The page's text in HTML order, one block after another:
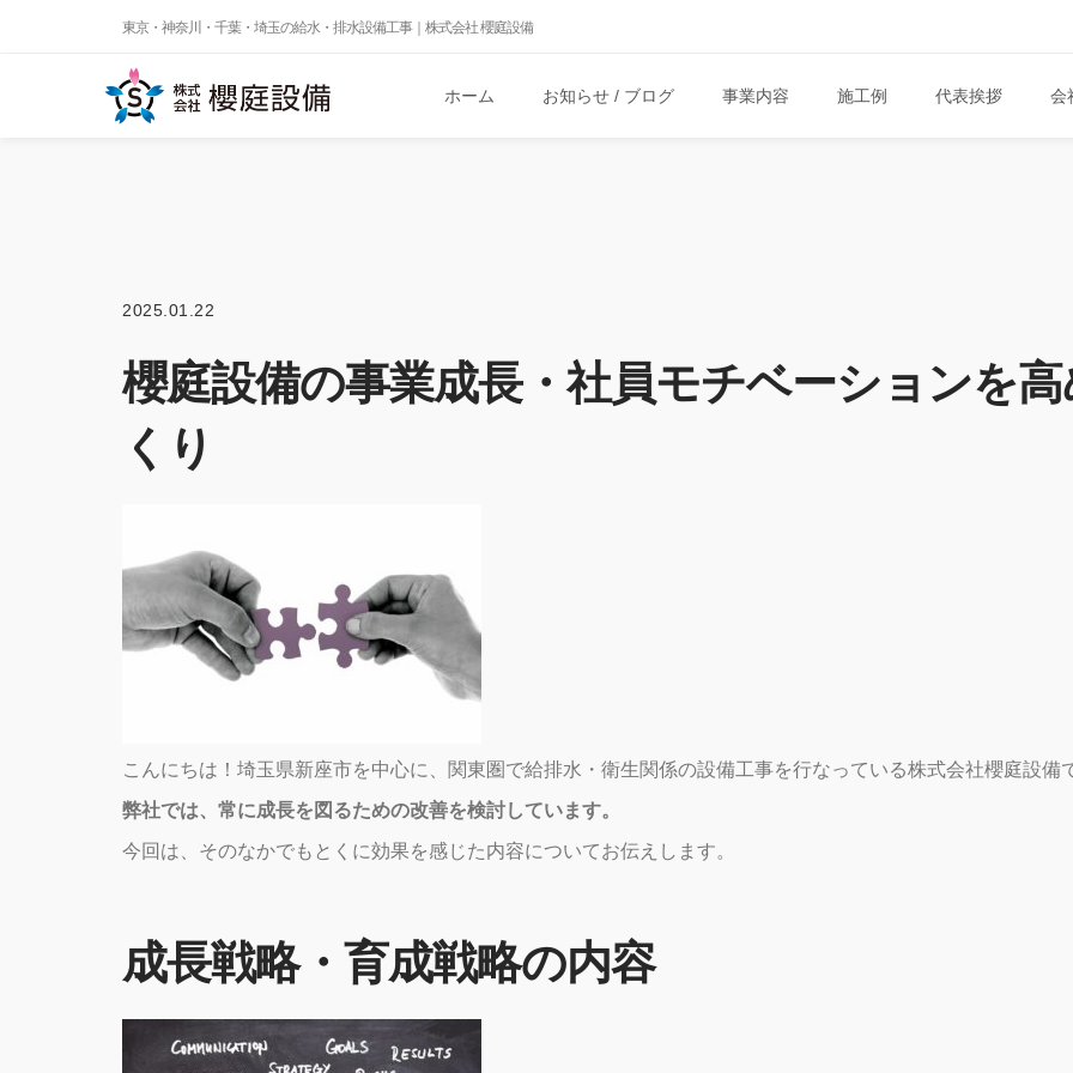
東京・神奈川・千葉・埼玉の給水・排水設備工事｜株式会社 櫻庭設備
ホーム お知らせ / ブログ 事業内容 施工例 代表挨拶 会
2025.01.22
櫻庭設備の事業成長・社員モチベーションを
くり
こんにちは！埼玉県新座市を中心に、関東圏で給排水・衛生関係の設備工事を行なっている株式会社櫻庭設備
弊社では、常に成長を図るための改善を検討しています。
今回は、そのなかでもとくに効果を感じた内容についてお伝えします。
成長戦略・育成戦略の内容